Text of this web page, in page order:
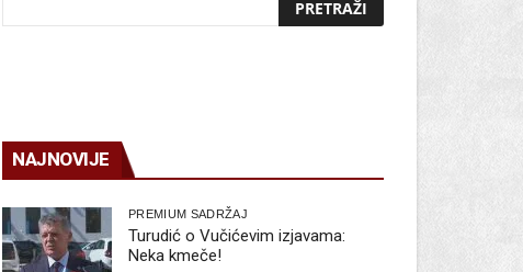
NAJNOVIJE
PREMIUM SADRŽAJ
Turudić o Vučićevim izjavama:
Neka kmeče!